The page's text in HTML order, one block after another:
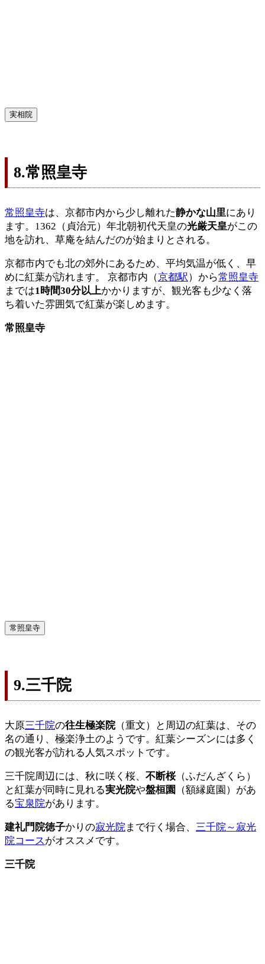
実相院
8.常照皇寺
常照皇寺は、京都市内から少し離れた静かな山里にあり
ます。1362（貞治元）年北朝初代天皇の光厳天皇がこの
地を訪れ、草庵を結んだのが始まりとされる。
京都市内でも北の郊外にあるため、平均気温が低く、早
めに紅葉が訪れます。 京都市内（京都駅）から常照皇寺
までは1時間30分以上かかりますが、観光客も少なく落
ち着いた雰囲気で紅葉が楽しめます。
常照皇寺
常照皇寺
9.三千院
大原三千院の往生極楽院（重文）と周辺の紅葉は、その
名の通り、極楽浄土のようです。紅葉シーズンには多く
の観光客が訪れる人気スポットです。
三千院周辺には、秋に咲く桜、 不断桜（ふだんざくら）
と紅葉が同時に見れる実光院や盤桓園
（額縁庭園）があ
る宝泉院があります。
建礼門院徳子かりの寂光院まで行く場合、 三千院～寂光
院コース がオススメです。
三千院